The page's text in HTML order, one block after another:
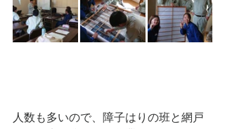
人数も多いので、障子はりの班と網戸